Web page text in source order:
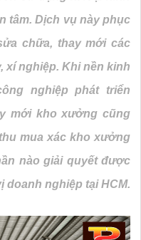
tâm. Dịch vụ này phục
chữa, thay mới các
xí nghiệp. Khi nền kinh
nghiệp phát triển
mới kho xưởng cũng
mua xác kho xưởng
nào giải quyết được
nghiệp tại HCM.